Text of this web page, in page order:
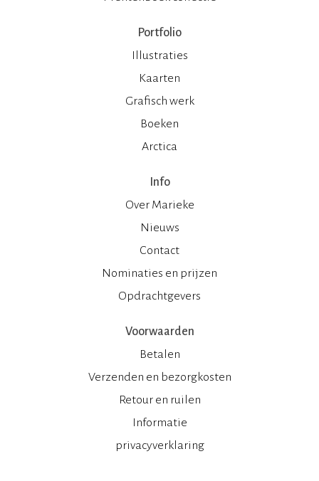
Portfolio
Illustraties
Kaarten
Grafisch werk
Boeken
Arctica
Info
Over Marieke
Nieuws
Contact
Nominaties en prijzen
Opdrachtgevers
Voorwaarden
Betalen
Verzenden en bezorgkosten
Retour en ruilen
Informatie
privacyverklaring